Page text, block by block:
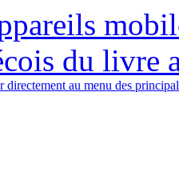
du livre
directement au menu des